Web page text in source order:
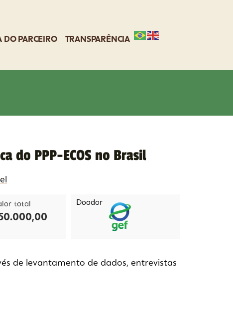
DO PARCEIRO TRANSPARÊNCIA
do PPP-ECOS no Brasil
total Doador
de levantamento de dados, entrevistas